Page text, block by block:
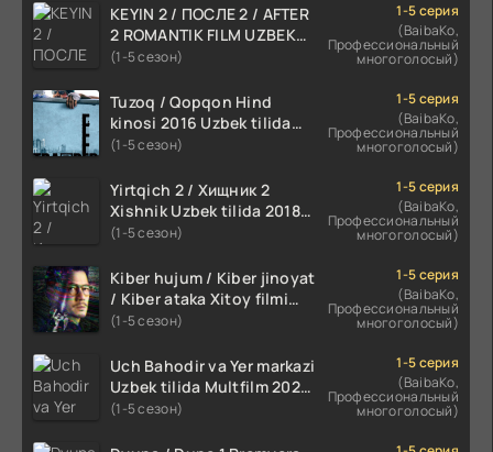
KEYIN 2 / ПОСЛЕ 2 / AFTER
2 ROMANTIK FILM UZBEK
TILIDA 2020 TARJIMA FILM
(1-5 сезон)
1-5 серия
(BaibaKo,
Профессиональный
многоголосый)
Tuzoq / Qopqon Hind
kinosi 2016 Uzbek tilida
tarjima film HD
(1-5 сезон)
1-5 серия
(BaibaKo,
Профессиональный
многоголосый)
Yirtqich 2 / Хищник 2
Xishnik Uzbek tilida 2018-
2024 O'zbekcha tarjima
(1-5 сезон)
1-5 серия
(BaibaKo,
Профессиональный
многоголосый)
Kiber hujum / Kiber jinoyat
/ Kiber ataka Xitoy filmi
Uzbek tilida O'zbekcha
HD skachat
(1-5 сезон)
1-5 серия
(BaibaKo,
Профессиональный
многоголосый)
Uch Bahodir va Yer markazi
Uzbek tilida Multfilm 2025
tarjima HD skachat
(1-5 сезон)
1-5 серия
(BaibaKo,
Профессиональный
многоголосый)